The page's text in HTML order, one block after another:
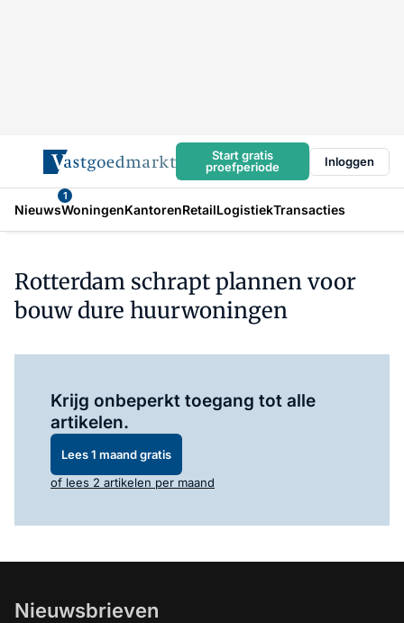
Start gratis
proefperiode
Inloggen
Nieuws
1
WoningenKantorenRetailLogistiekTransacties
Rotterdam schrapt plannen voor
bouw dure huurwoningen
Krijg onbeperkt toegang tot alle
artikelen.
Lees 1 maand gratis
of lees 2 artikelen per maand
Nieuwsbrieven